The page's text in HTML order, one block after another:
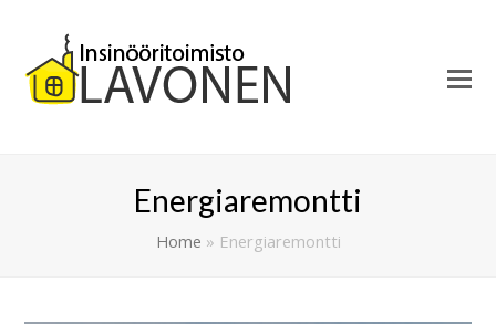
Energiaremontti
Home » Energiaremontti